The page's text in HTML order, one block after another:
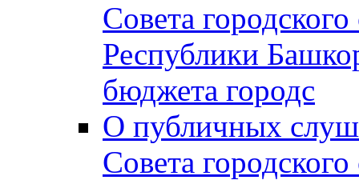
Совета
Республики
бюджета городс
О публичных
Совета